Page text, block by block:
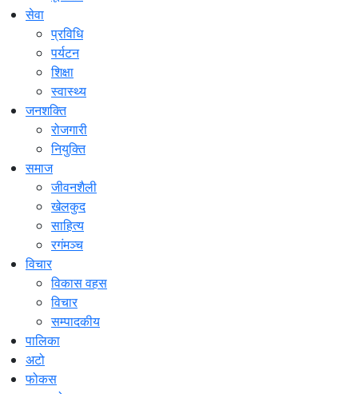
सेवा
प्रविधि
पर्यटन
शिक्षा
स्वास्थ्य
जनशक्ति
रोजगारी
नियुक्ति
समाज
जीवनशैली
खेलकुद
साहित्य
रगंमञ्च
विचार
विकास वहस
विचार
सम्पादकीय
पालिका
अटो
फोकस